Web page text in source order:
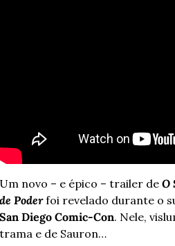
novo – e épico – trailer de O
Poder
Diego Comic-Con. Nele,
e de Sauron…